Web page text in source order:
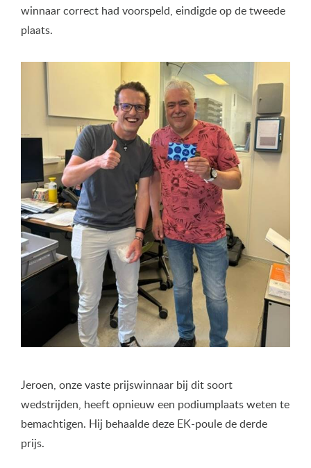
winnaar correct had voorspeld, eindigde op de tweede
plaats.
Jeroen, onze vaste prijswinnaar bij dit soort
wedstrijden, heeft opnieuw een podiumplaats weten te
bemachtigen. Hij behaalde deze EK-poule de derde
prijs.